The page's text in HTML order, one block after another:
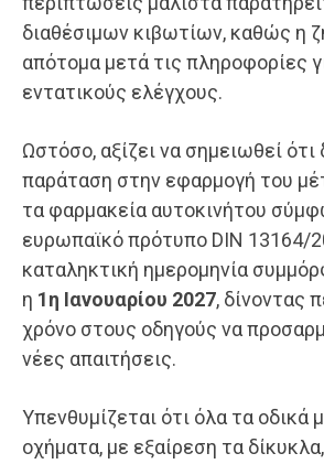
διαθέσιμων κιβωτίων, καθώς η
απότομα μετά τις πληροφορίες
εντατικούς ελέγχους.
Ωστόσο, αξίζει να σημειωθεί ότι
παράταση στην εφαρμογή του
τα φαρμακεία αυτοκινήτου
ευρωπαϊκό πρότυπο DIN 13164/
καταληκτική ημερομηνία
η 1η Ιανουαρίου 2027, δίνοντας
χρόνο στους οδηγούς να
νέες απαιτήσεις.
Υπενθυμίζεται ότι όλα τα οδικά
οχήματα, με εξαίρεση τα